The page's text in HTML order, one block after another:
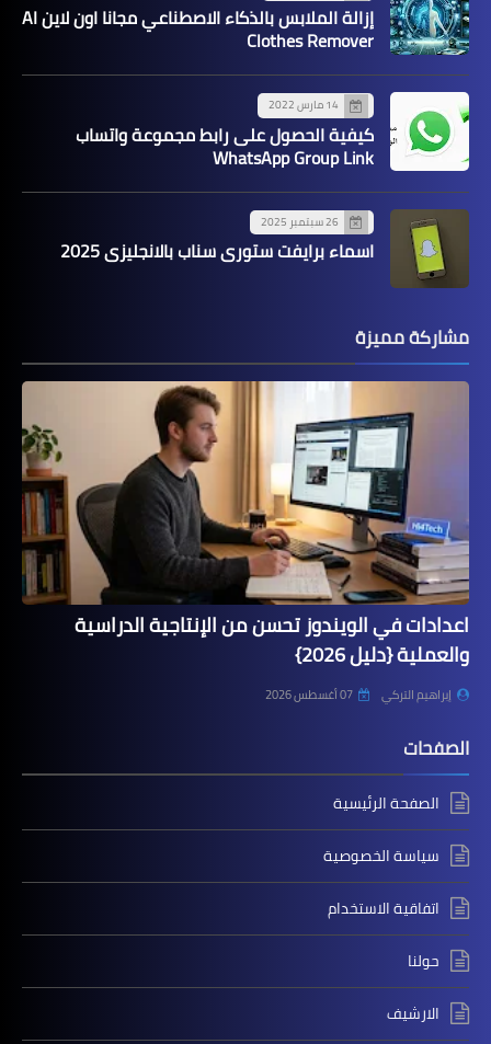
إزالة الملابس بالذكاء الاصطناعي مجانا اون لاين AI
Clothes Remover
14 مارس 2022
كيفية الحصول على رابط مجموعة واتساب
WhatsApp Group Link
26 سبتمبر 2025
اسماء برايفت ستوري سناب بالانجليزي 2025
مشاركة مميزة
اعدادات في الويندوز تحسن من الإنتاجية الدراسية
والعملية {دليل 2026}
إبراهيم التركي 07 أغسطس 2026
الصفحات
الصفحة الرئيسية
سياسة الخصوصية
اتفاقية الاستخدام
حولنا
الارشيف